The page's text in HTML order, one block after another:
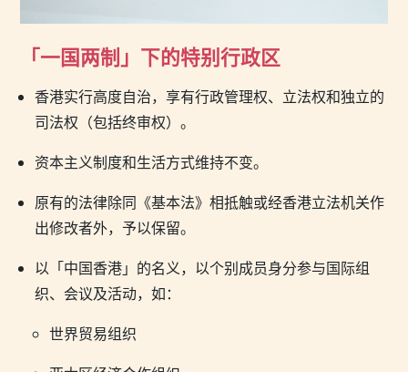
「一国两制」下的特别行政区
香港实行高度自治，享有行政管理权、立法权和独立的
司法权（包括终审权）。
资本主义制度和生活方式维持不变。
原有的法律除同《基本法》相抵触或经香港立法机关作
出修改者外，予以保留。
以「中国香港」的名义，以个别成员身分参与国际组
织、会议及活动，如：
世界贸易组织